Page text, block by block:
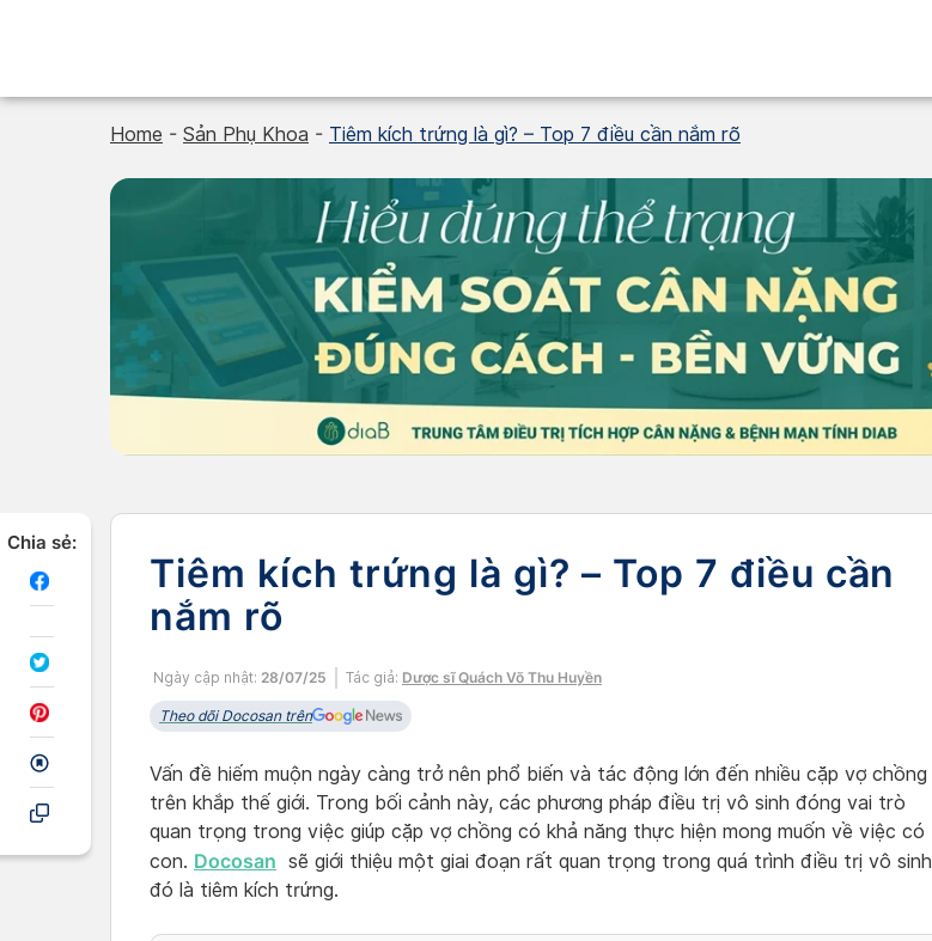
Home - Sản Phụ Khoa - Tiêm kích trứng là gì? – Top 7 điều cần nắm rõ
Chia sẻ:
Tiêm kích trứng là gì? – Top 7 điều cần
nắm rõ
Ngày cập nhật: 28/07/25 Tác giả: Dược sĩ Quách Võ Thu Huyền
Theo dõi Docosan trên
Vấn đề hiếm muộn ngày càng trở nên phổ biến và tác động lớn đến nhiều cặp vợ chồng
trên khắp thế giới. Trong bối cảnh này, các phương pháp điều trị vô sinh đóng vai trò
quan trọng trong việc giúp cặp vợ chồng có khả năng thực hiện mong muốn về việc có
con. Docosan sẽ giới thiệu một giai đoạn rất quan trọng trong quá trình điều trị vô sinh
đó là tiêm kích trứng.